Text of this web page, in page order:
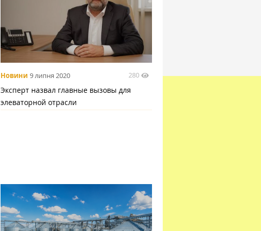
Новини 9 липня 2020 280
Эксперт назвал главные вызовы для
элеваторной отрасли